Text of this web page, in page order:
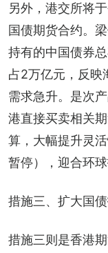
另外，港交所将
国债期货合约。
持有的中国债券
占2万亿元，反映
需求急升。是次
港直接买卖相关
算，大幅提升灵
暂停），迎合环
措施三、扩大国
措施三则是香港